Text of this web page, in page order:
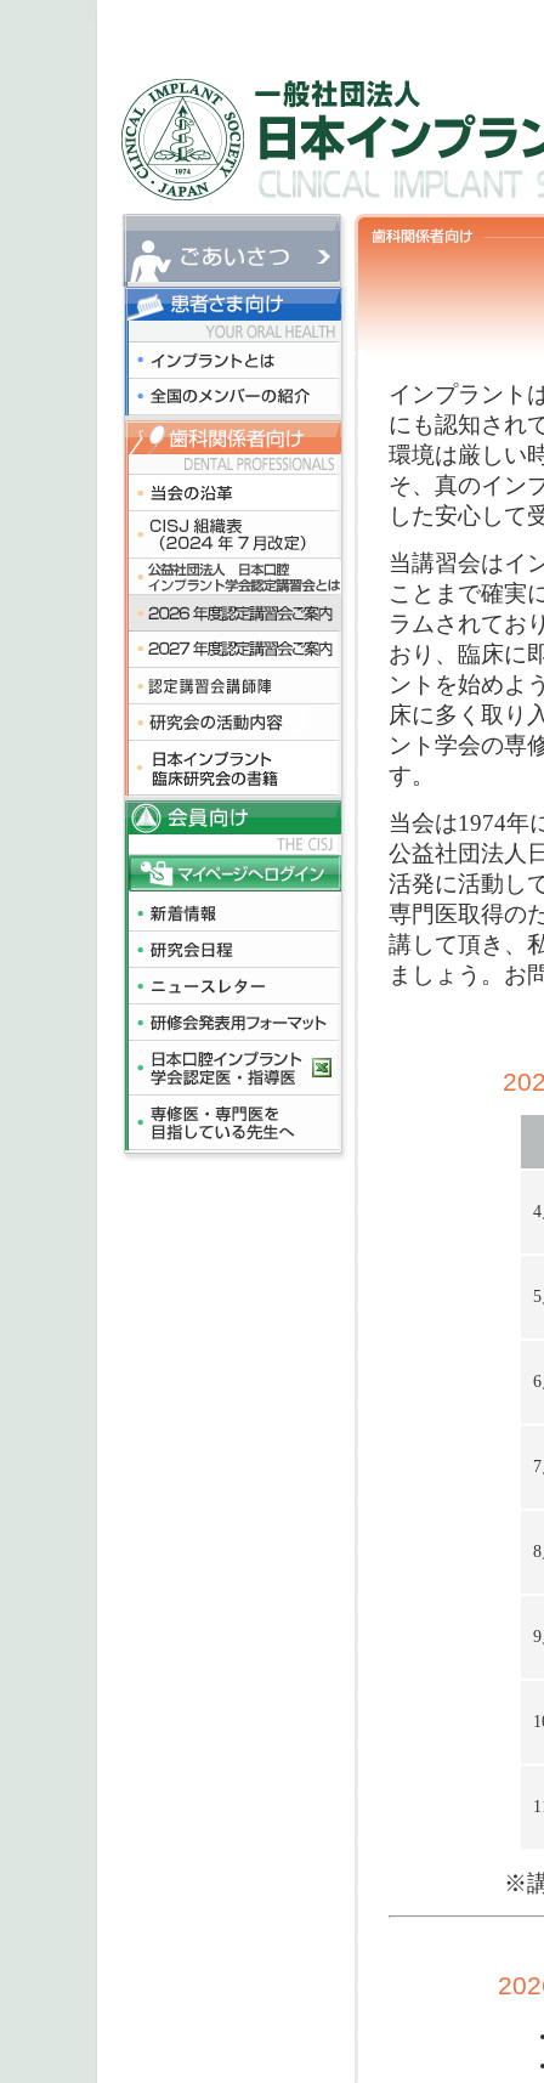
インプラント
にも認知され
環境は厳しい
そ、真のイン
した安心して
当講習会はイ
ことまで確実
ラムされてお
おり、臨床に
ントを始めよ
床に多く取り
ント学会の専
す。
当会は1974年
公益社団法人
活発に活動し
専門医取得の
講して頂き、
ましょう。お
※